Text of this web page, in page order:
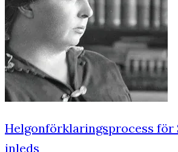
Helgonförklaringsprocess för
inleds